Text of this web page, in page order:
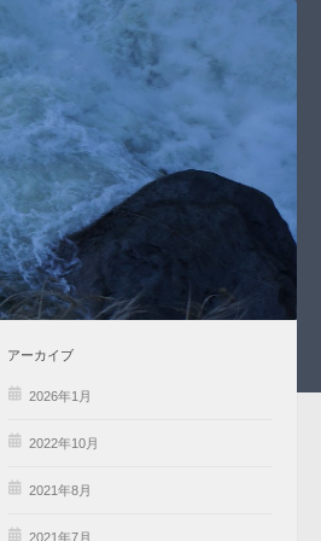
アーカイブ
2026年1月
2022年10月
2021年8月
2021年7月